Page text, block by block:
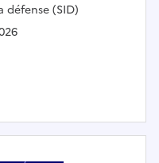
(SID)
DE TRAVAUX